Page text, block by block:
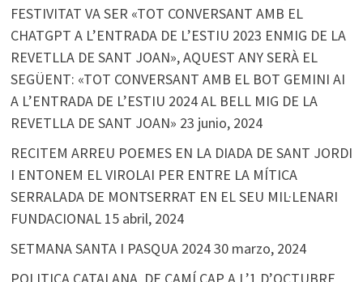
FESTIVITAT VA SER «TOT CONVERSANT AMB EL
CHATGPT A L’ENTRADA DE L’ESTIU 2023 ENMIG DE LA
REVETLLA DE SANT JOAN», AQUEST ANY SERÀ EL
SEGÜENT: «TOT CONVERSANT AMB EL BOT GEMINI AI
A L’ENTRADA DE L’ESTIU 2024 AL BELL MIG DE LA
REVETLLA DE SANT JOAN» 23 junio, 2024
RECITEM ARREU POEMES EN LA DIADA DE SANT JORDI
I ENTONEM EL VIROLAI PER ENTRE LA MÍTICA
SERRALADA DE MONTSERRAT EN EL SEU MIL·LENARI
FUNDACIONAL 15 abril, 2024
SETMANA SANTA I PASQUA 202430 marzo, 2024